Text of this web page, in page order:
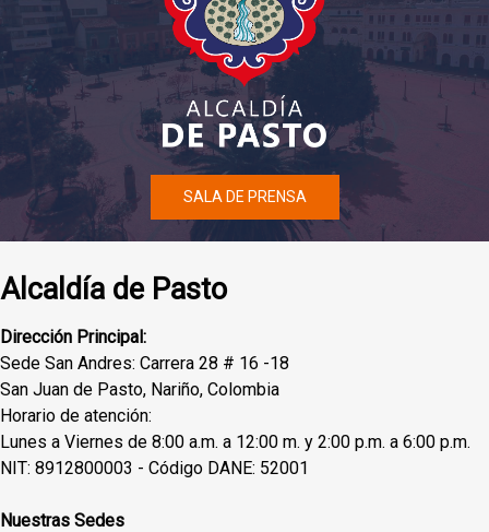
SALA DE PRENSA
Alcaldía de Pasto
Dirección Principal:
Sede San Andres: Carrera 28 # 16 -18
San Juan de Pasto, Nariño, Colombia
Horario de atención:
Lunes a Viernes de 8:00 a.m. a 12:00 m. y 2:00 p.m. a 6:00 p.m.
NIT: 8912800003 - Código DANE: 52001
Nuestras Sedes